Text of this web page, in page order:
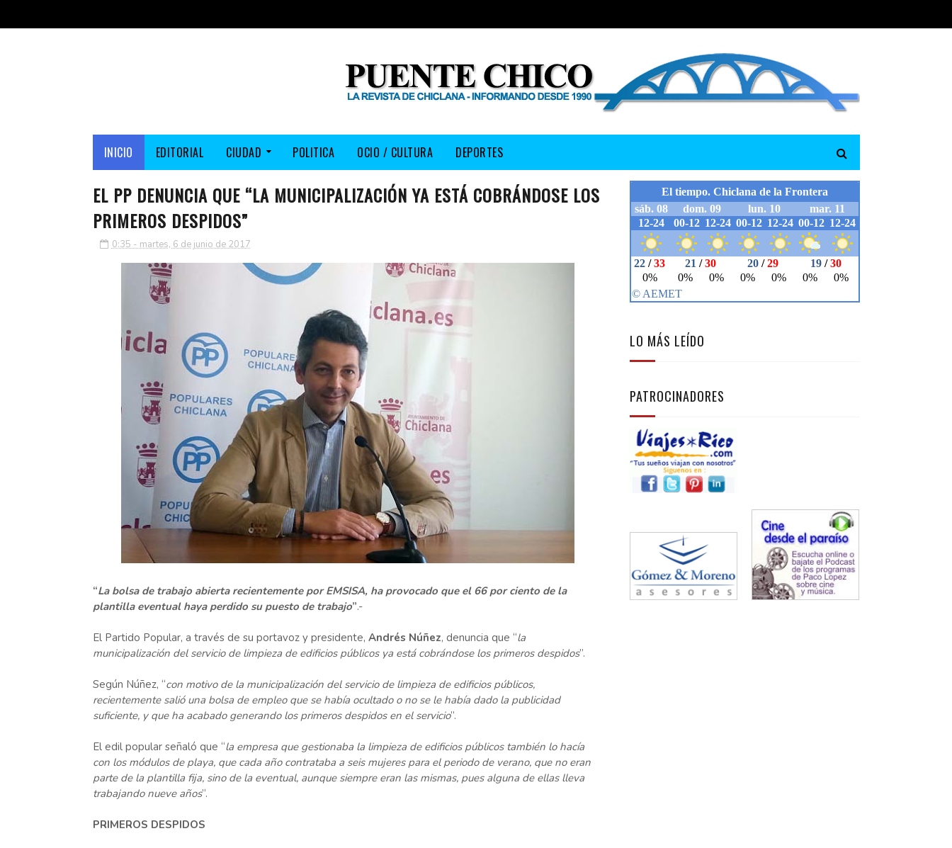
INICIO EDITORIAL CIUDAD POLITICA OCIO / CULTURA DEPORTES
EL PP DENUNCIA QUE “LA MUNICIPALIZACIÓN YA ESTÁ COBRÁNDOSE LOS
PRIMEROS DESPIDOS”
0:35 - martes, 6 de junio de 2017
“La bolsa de trabajo abierta recientemente por EMSISA, ha provocado que el 66 por ciento de la
plantilla eventual haya perdido su puesto de trabajo”.-
El Partido Popular, a través de su portavoz y presidente, Andrés Núñez, denuncia que “la
municipalización del servicio de limpieza de edificios públicos ya está cobrándose los primeros despidos”.
Según Núñez, “con motivo de la municipalización del servicio de limpieza de edificios públicos,
recientemente salió una bolsa de empleo que se había ocultado o no se le había dado la publicidad
suficiente, y que ha acabado generando los primeros despidos en el servicio”.
El edil popular señaló que “la empresa que gestionaba la limpieza de edificios públicos también lo hacía
con los módulos de playa, que cada año contrataba a seis mujeres para el periodo de verano, que no eran
parte de la plantilla fija, sino de la eventual, aunque siempre eran las mismas, pues alguna de ellas lleva
trabajando nueve años”.
PRIMEROS DESPIDOS
LO MÁS LEÍDO
PATROCINADORES